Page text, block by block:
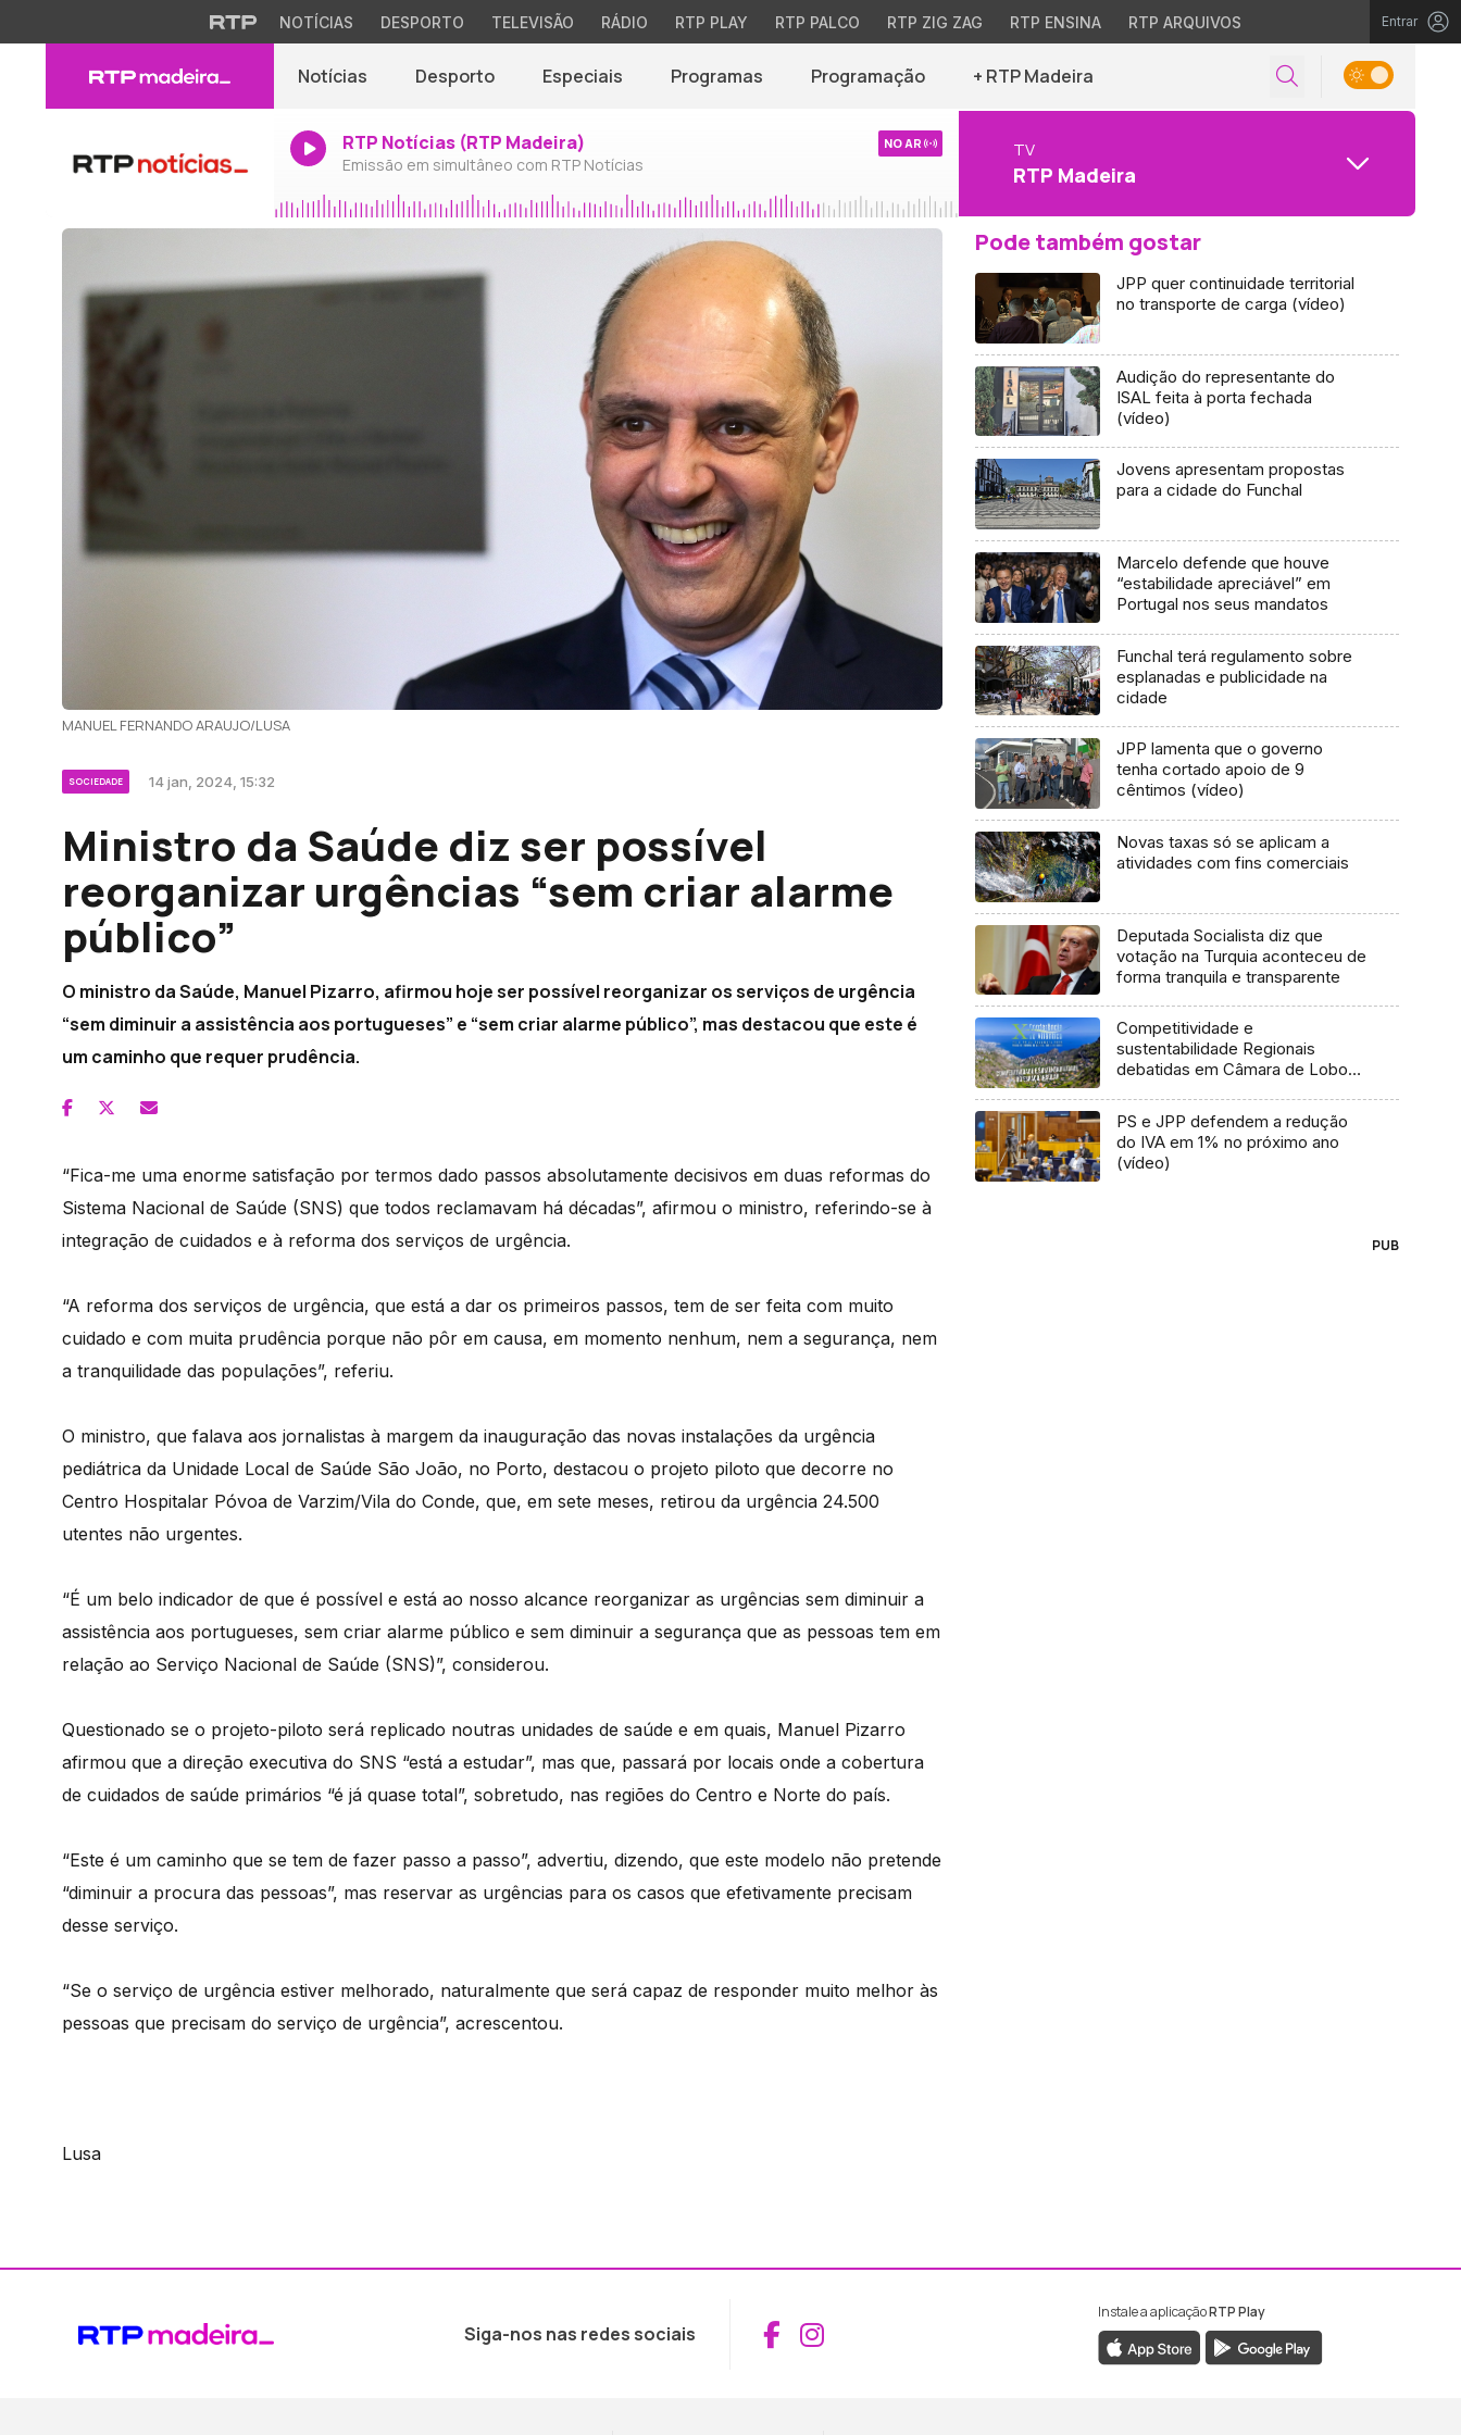
NOTÍCIAS DESPORTO TELEVISÃO RÁDIO RTP PLAY RTP PALCO RTP ZIG ZAG RTP ENSINA RTP ARQUIVOS Entrar
Notícias Desporto Especiais Programas Programação + RTP Madeira
RTP Notícias (RTP Madeira)
Emissão em simultâneo com RTP Notícias
NO AR TV
RTP Madeira
MANUEL FERNANDO ARAUJO/LUSA
SOCIEDADE 14 jan, 2024, 15:32
Ministro da Saúde diz ser possível
reorganizar urgências “sem criar alarme
público”
O ministro da Saúde, Manuel Pizarro, afirmou hoje ser possível reorganizar os serviços de urgência
“sem diminuir a assistência aos portugueses” e “sem criar alarme público”, mas destacou que este é
um caminho que requer prudência.
“Fica-me uma enorme satisfação por termos dado passos absolutamente decisivos em duas reformas do
Sistema Nacional de Saúde (SNS) que todos reclamavam há décadas”, afirmou o ministro, referindo-se à
integração de cuidados e à reforma dos serviços de urgência.
“A reforma dos serviços de urgência, que está a dar os primeiros passos, tem de ser feita com muito
cuidado e com muita prudência porque não pôr em causa, em momento nenhum, nem a segurança, nem
a tranquilidade das populações”, referiu.
O ministro, que falava aos jornalistas à margem da inauguração das novas instalações da urgência
pediátrica da Unidade Local de Saúde São João, no Porto, destacou o projeto piloto que decorre no
Centro Hospitalar Póvoa de Varzim/Vila do Conde, que, em sete meses, retirou da urgência 24.500
utentes não urgentes.
“É um belo indicador de que é possível e está ao nosso alcance reorganizar as urgências sem diminuir a
assistência aos portugueses, sem criar alarme público e sem diminuir a segurança que as pessoas tem em
relação ao Serviço Nacional de Saúde (SNS)”, considerou.
Questionado se o projeto-piloto será replicado noutras unidades de saúde e em quais, Manuel Pizarro
afirmou que a direção executiva do SNS “está a estudar”, mas que, passará por locais onde a cobertura
de cuidados de saúde primários “é já quase total”, sobretudo, nas regiões do Centro e Norte do país.
“Este é um caminho que se tem de fazer passo a passo”, advertiu, dizendo, que este modelo não pretende
“diminuir a procura das pessoas”, mas reservar as urgências para os casos que efetivamente precisam
desse serviço.
“Se o serviço de urgência estiver melhorado, naturalmente que será capaz de responder muito melhor às
pessoas que precisam do serviço de urgência”, acrescentou.
Lusa
Pode também gostar
JPP quer continuidade territorial
no transporte de carga (vídeo)
Audição do representante do
ISAL feita à porta fechada
(vídeo)
Jovens apresentam propostas
para a cidade do Funchal
Marcelo defende que houve
“estabilidade apreciável” em
Portugal nos seus mandatos
Funchal terá regulamento sobre
esplanadas e publicidade na
cidade
JPP lamenta que o governo
tenha cortado apoio de 9
cêntimos (vídeo)
Novas taxas só se aplicam a
atividades com fins comerciais
Deputada Socialista diz que
votação na Turquia aconteceu de
forma tranquila e transparente
Competitividade e
sustentabilidade Regionais
debatidas em Câmara de Lobos
PS e JPP defendem a redução
do IVA em 1% no próximo ano
(vídeo)
PUB
Siga-nos nas redes sociais Aceder ao Facebook da RTP Madeira
Aceder ao Instagram da RTP Madeira
Instale a aplicaçãoRTP Play